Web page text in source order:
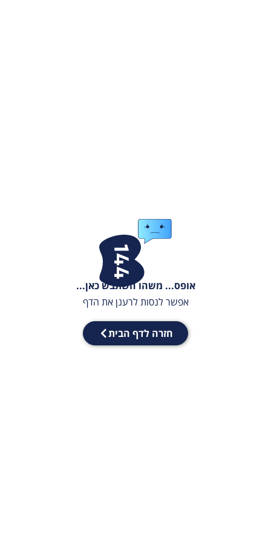
אופס... משהו השתבש כאן...
אפשר לנסות לרענן את הדף
חזרה לדף הבית